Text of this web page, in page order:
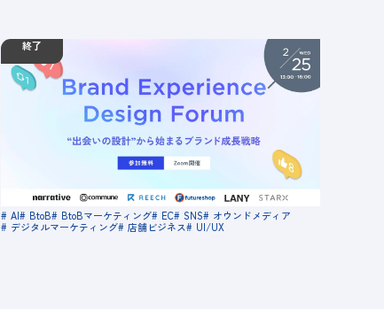
終了
ウェビナー 水 13:00 -
水 16:00
【無料ウェビナー】認知を「売上」に変える一貫
設計の正体 -Brand Experience Design Forum-
定員数：999名
場所：オンライン
AI BtoB BtoBマーケティング EC SNS
オウンドメディア
デジタルマーケティング
店舗ビジネス UI/UX